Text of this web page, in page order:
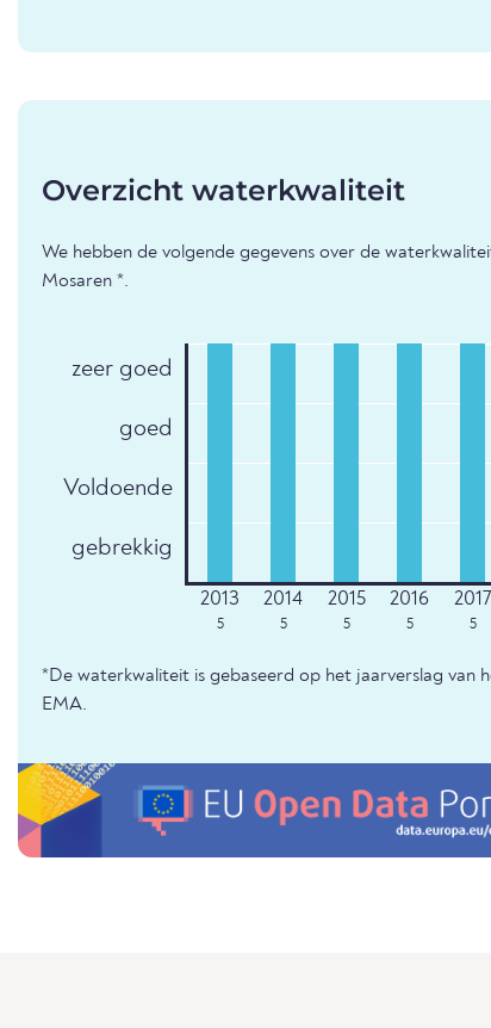
Overzicht waterkwaliteit
We hebben de volgende gegevens over de
Mosaren *.
zeer goed
goed
Voldoende
gebrekkig
5 5 5 5 5
*De waterkwaliteit is gebaseerd op het jaarverslag van
EMA.